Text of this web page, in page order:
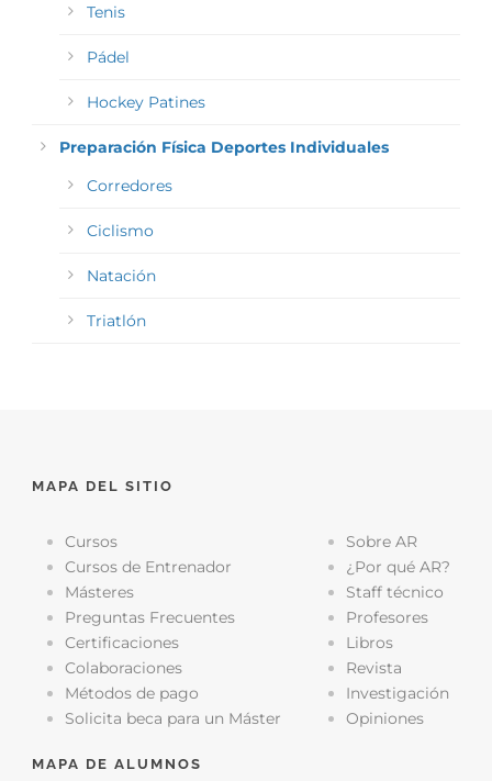
Tenis
Pádel
Hockey Patines
Preparación Física Deportes Individuales
Corredores
Ciclismo
Natación
Triatlón
MAPA DEL SITIO
Cursos
Cursos de Entrenador
Másteres
Preguntas Frecuentes
Certificaciones
Colaboraciones
Métodos de pago
Solicita beca para un Máster
Sobre AR
¿Por qué AR?
Staff técnico
Profesores
Libros
Revista
Investigación
Opiniones
MAPA DE ALUMNOS